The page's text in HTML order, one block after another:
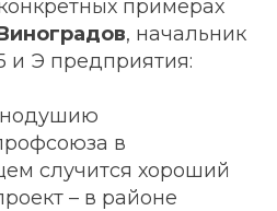
примерах
, начальник
и Э предприятия:
в
случится хороший
– в районе